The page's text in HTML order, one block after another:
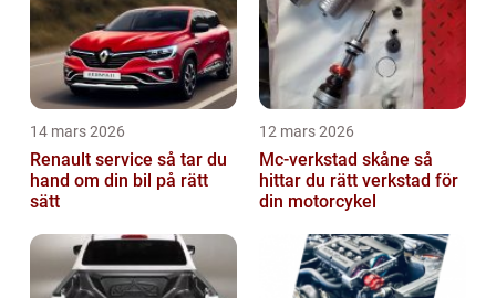
14 mars 2026
Renault service så tar du
hand om din bil på rätt
sätt
12 mars 2026
Mc-verkstad skåne så
hittar du rätt verkstad för
din motorcykel